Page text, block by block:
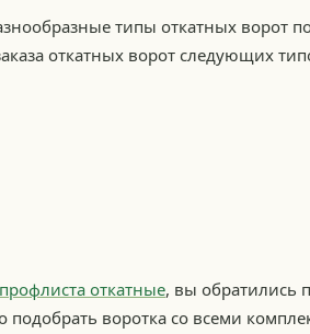
типы откатных ворот
откатных ворот следующих
откатные, вы обратились
воротка со всеми